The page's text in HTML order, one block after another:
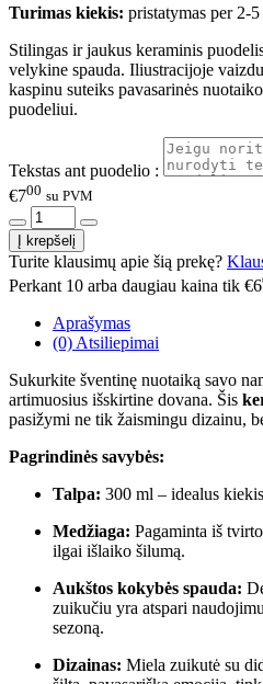
Turimas kiekis: pristatymas per 2-5
Stilingas ir jaukus keraminis
velykine spauda. Iliustracijoje
kaspinu suteiks pavasarinės
puodeliui.
Tekstas ant puodelio :
€700 su PVM
Turite klausimų apie šią prekę?
Perkant 10 arba daugiau kaina tik €6
Aprašymas
(0) Atsiliepimai
Sukurkite šventinę nuotaiką savo
artimuosius išskirtine dovana. Šis
pasižymi ne tik žaismingu dizainu,
Pagrindinės savybės:
Talpa: 300 ml – idealus
Medžiaga: Pagaminta iš
ilgai išlaiko šilumą.
Aukštos kokybės spauda:
zuikučiu yra atspari
sezoną.
Dizainas: Miela zuikutė su